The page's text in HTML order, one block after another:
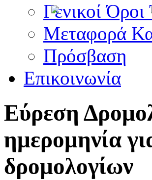
Γενικοί Όροι
Μεταφορά
Πρόσβαση
Επικοινωνία
Εύρεση
ημερομηνία
δρομολογίων